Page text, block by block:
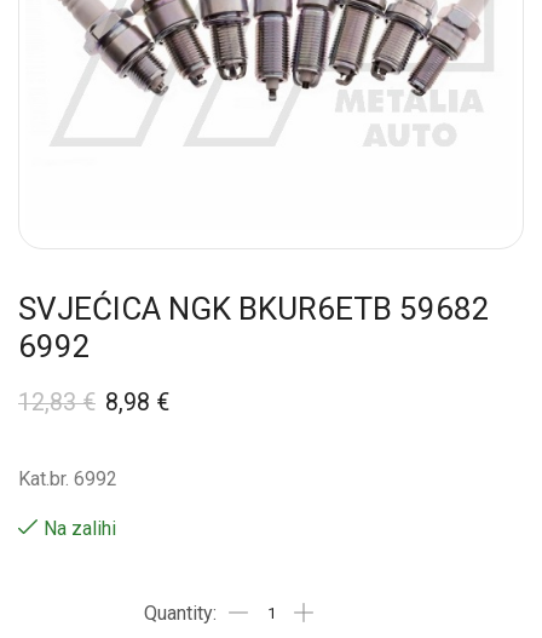
SVJEĆICA NGK BKUR6ETB 59682
6992
12,83€ 8,98 €
Kat.br. 6992
Na zalihi